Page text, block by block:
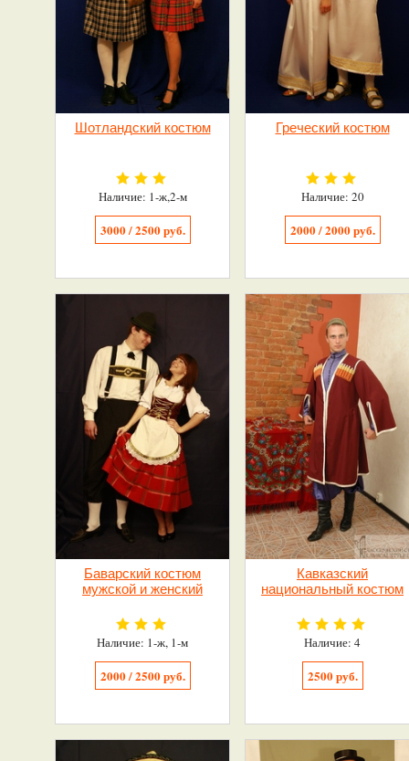
Шотландский костюм
Наличие: 1-ж,2-м
3000 / 2500 руб.
Греческий костюм
Наличие: 20
2000 / 2000 руб.
Баварский костюм
мужской и женский
Наличие: 1-ж, 1-м
2000 / 2500 руб.
Кавказский
национальный костюм
Наличие: 4
2500 руб.